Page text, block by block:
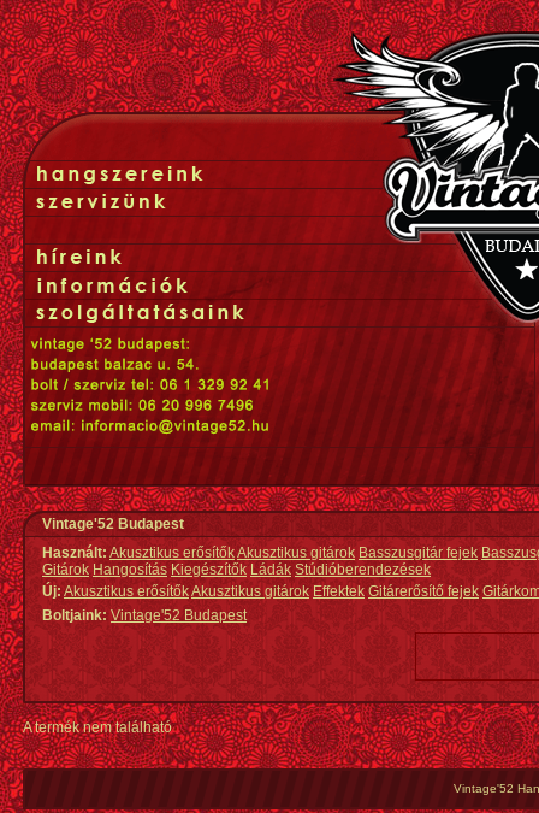
Vintage'52 Budapest
Használt: Akusztikus erősítőkAkusztikus gitárok Basszusgitár fejek
Gitárok Hangosítás Kiegészítők Ládák Stúdióberendezések
Új:Akusztikus erősítőkAkusztikus gitárok Effektek Gitárerősítő fejek
Boltjaink: Vintage'52 Budapest
A termék nem található
Vintage'52